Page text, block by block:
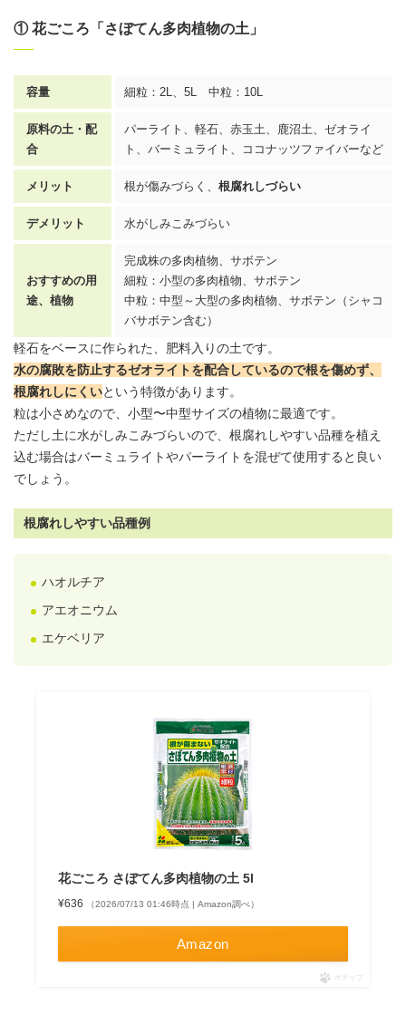
① 花ごころ「さぼてん多肉植物の土」
容量 細粒：2L、5L 中粒：10L
原料の土・配
合
パーライト、軽石、赤玉土、鹿沼土、ゼオライ
ト、バーミュライト、ココナッツファイバーなど
メリット 根が傷みづらく、 根腐れしづらい
デメリット 水がしみこみづらい
おすすめの用
途、植物
完成株の多肉植物、サボテン
細粒：小型の多肉植物、サボテン
中粒：中型～大型の多肉植物、サボテン（シャコ
バサボテン含む）
軽石をベースに作られた、肥料入りの土です。
水の腐敗を防止するゼオライトを配合しているので根を傷めず、
根腐れしにくいという特徴があります。
粒は小さめなので、小型〜中型サイズの植物に最適です。
ただし土に水がしみこみづらいので、根腐れしやすい品種を植え
込む場合はバーミュライトやパーライトを混ぜて使用すると良い
でしょう。
根腐れしやすい品種例
ハオルチア
アエオニウム
エケベリア
花ごころ さぼてん多肉植物の土 5l
¥636 （2026/07/13 01:46時点 | Amazon調べ）
Amazon
ポチップ